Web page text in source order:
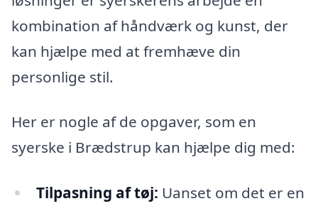
kombination af håndværk og kunst, der
kan hjælpe med at fremhæve din
personlige stil.
Her er nogle af de opgaver, som en
syerske i Brædstrup kan hjælpe dig med:
Tilpasning af tøj: Uanset om det er en